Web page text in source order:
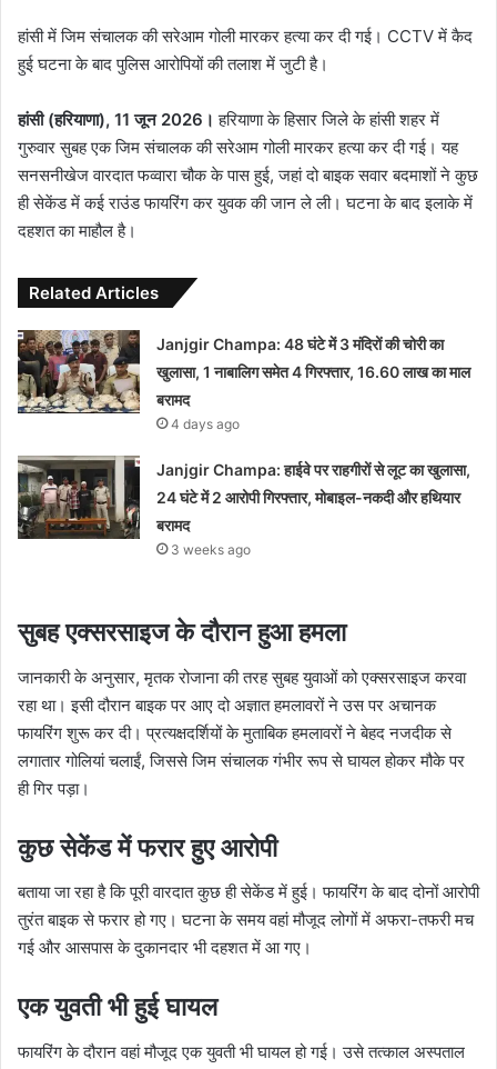
हांसी में जिम संचालक की सरेआम गोली मारकर हत्या कर दी गई। CCTV में कैद
हुई घटना के बाद पुलिस आरोपियों की तलाश में जुटी है।
हांसी (हरियाणा), 11 जून 2026। हरियाणा के हिसार जिले के हांसी शहर में
गुरुवार सुबह एक जिम संचालक की सरेआम गोली मारकर हत्या कर दी गई। यह
सनसनीखेज वारदात फव्वारा चौक के पास हुई, जहां दो बाइक सवार बदमाशों ने कुछ
ही सेकेंड में कई राउंड फायरिंग कर युवक की जान ले ली। घटना के बाद इलाके में
दहशत का माहौल है।
Related Articles
Janjgir Champa: 48 घंटे में 3 मंदिरों की चोरी का
खुलासा, 1 नाबालिग समेत 4 गिरफ्तार, 16.60 लाख का माल
बरामद
4 days ago
Janjgir Champa: हाईवे पर राहगीरों से लूट का खुलासा,
24 घंटे में 2 आरोपी गिरफ्तार, मोबाइल-नकदी और हथियार
बरामद
3 weeks ago
सुबह एक्सरसाइज के दौरान हुआ हमला
जानकारी के अनुसार, मृतक रोजाना की तरह सुबह युवाओं को एक्सरसाइज करवा
रहा था। इसी दौरान बाइक पर आए दो अज्ञात हमलावरों ने उस पर अचानक
फायरिंग शुरू कर दी। प्रत्यक्षदर्शियों के मुताबिक हमलावरों ने बेहद नजदीक से
लगातार गोलियां चलाईं, जिससे जिम संचालक गंभीर रूप से घायल होकर मौके पर
ही गिर पड़ा।
कुछ सेकेंड में फरार हुए आरोपी
बताया जा रहा है कि पूरी वारदात कुछ ही सेकेंड में हुई। फायरिंग के बाद दोनों आरोपी
तुरंत बाइक से फरार हो गए। घटना के समय वहां मौजूद लोगों में अफरा-तफरी मच
गई और आसपास के दुकानदार भी दहशत में आ गए।
एक युवती भी हुई घायल
फायरिंग के दौरान वहां मौजूद एक युवती भी घायल हो गई। उसे तत्काल अस्पताल